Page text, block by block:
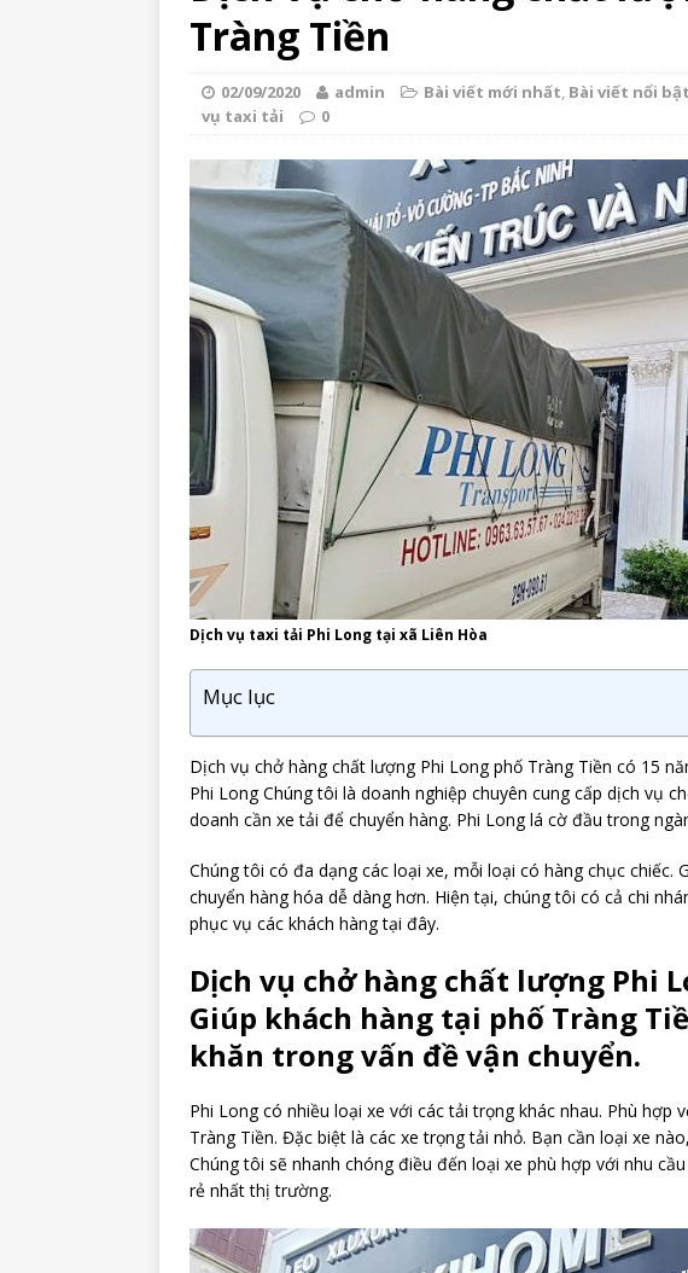
Tràng Tiền
02/09/2020 admin Bài viết mới nhất, Bài viết nổi bật
vụ taxi tải
0
Dịch vụ taxi tải Phi Long tại xã Liên Hòa
Mục lục
Dịch vụ chở hàng chất lượng Phi Long phố Tràng Tiền có 15
Phi Long Chúng tôi là doanh nghiệp chuyên cung cấp dịch vụ
doanh cần xe tải để chuyển hàng. Phi Long lá cờ đầu trong
Chúng tôi có đa dạng các loại xe, mỗi loại có hàng chục chiếc.
chuyển hàng hóa dễ dàng hơn. Hiện tại, chúng tôi có cả chi
phục vụ các khách hàng tại đây.
Dịch vụ chở hàng chất lượng Phi
Giúp khách hàng tại phố Tràng
khăn trong vấn đề vận chuyển.
Phi Long có nhiều loại xe với các tải trọng khác nhau. Phù hợp
Tràng Tiền. Đặc biệt là các xe trọng tải nhỏ. Bạn cần loại xe
Chúng tôi sẽ nhanh chóng điều đến loại xe phù hợp với nhu
rẻ nhất thị trường.